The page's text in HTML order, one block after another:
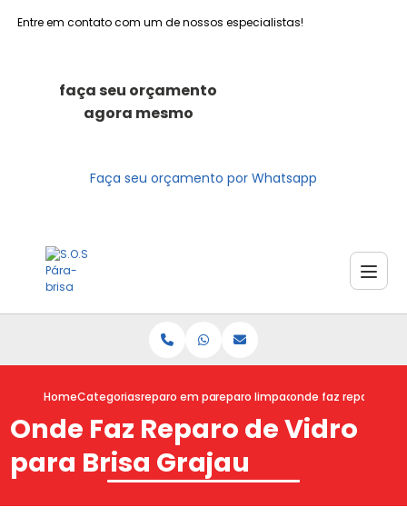
Entre em contato com um de nossos especialistas!
faça seu orçamento
agora mesmo
Faça seu orçamento por Whatsapp
HomeCategoriasreparo em para brisasreparo limpador para brisa astra
onde faz reparo de
Onde Faz Reparo de Vidro
para Brisa Grajau